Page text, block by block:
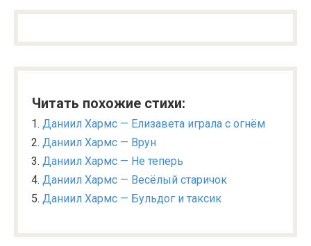
Читать похожие стихи:
Даниил Хармс — Елизавета играла с огнём
Даниил Хармс — Врун
Даниил Хармс — Не теперь
Даниил Хармс — Весёлый старичок
Даниил Хармс — Бульдог и таксик